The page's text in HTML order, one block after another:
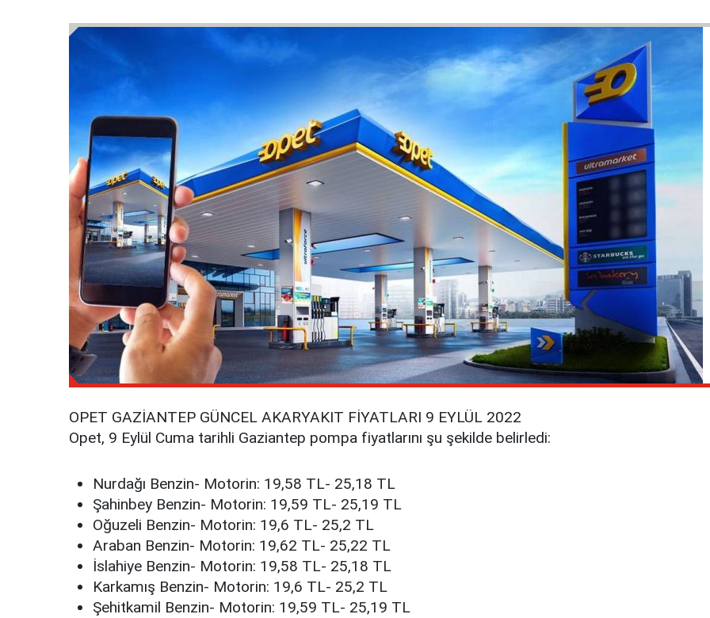
OPET GAZİANTEP GÜNCEL AKARYAKIT FİYATLARI 9 EYLÜL 2022
Opet, 9 Eylül Cuma tarihli Gaziantep pompa fiyatlarını şu şekilde belirledi:
Nurdağı Benzin- Motorin: 19,58 TL- 25,18 TL
Şahinbey Benzin- Motorin: 19,59 TL- 25,19 TL
Oğuzeli Benzin- Motorin: 19,6 TL- 25,2 TL
Araban Benzin- Motorin: 19,62 TL- 25,22 TL
İslahiye Benzin- Motorin: 19,58 TL- 25,18 TL
Karkamış Benzin- Motorin: 19,6 TL- 25,2 TL
Şehitkamil Benzin- Motorin: 19,59 TL- 25,19 TL